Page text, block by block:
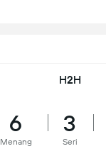
H2H
6
Menang
3
Seri